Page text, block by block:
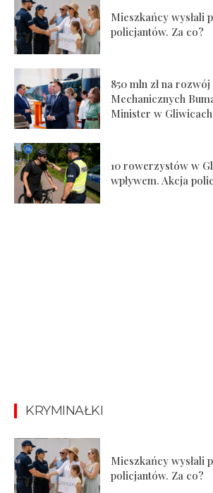
Mieszkańcy wysłali
policjantów. Za co?
850 mln zł na rozwój
Mechanicznych
Minister w Gliwicach
10 rowerzystów w
wpływem. Akcja
KRYMINAŁKI
Mieszkańcy wysłali
policjantów. Za co?